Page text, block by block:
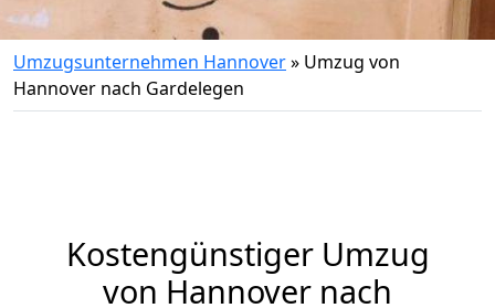
Umzugsunternehmen Hannover» Umzug von
Hannover nach Gardelegen
Kostengünstiger Umzug
von Hannover nach